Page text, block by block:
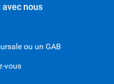
avec nous
ou un GAB
vous